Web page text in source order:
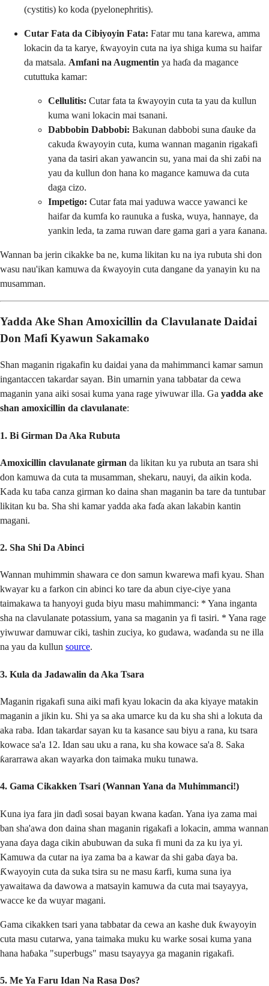
(cystitis) ko koda (pyelonephritis).
Cutar Fata da Cibiyoyin Fata: Fatar mu tana karewa, amma
lokacin da ta karye, ƙwayoyin cuta na iya shiga kuma su haifar
da matsala. Amfani na Augmentin ya haɗa da magance
cututtuka kamar:
Cellulitis: Cutar fata ta ƙwayoyin cuta ta yau da kullun
kuma wani lokacin mai tsanani.
Dabbobin Dabbobi: Bakunan dabbobi suna ɗauke da
cakuda ƙwayoyin cuta, kuma wannan maganin rigakafi
yana da tasiri akan yawancin su, yana mai da shi zaɓi na
yau da kullun don hana ko magance kamuwa da cuta
daga cizo.
Impetigo: Cutar fata mai yaduwa wacce yawanci ke
haifar da kumfa ko raunuka a fuska, wuya, hannaye, da
yankin leda, ta zama ruwan dare gama gari a yara ƙanana.
Wannan ba jerin cikakke ba ne, kuma likitan ku na iya rubuta shi don
wasu nau'ikan kamuwa da ƙwayoyin cuta dangane da yanayin ku na
musamman.
Yadda Ake Shan Amoxicillin da Clavulanate Daidai
Don Mafi Kyawun Sakamako
Shan maganin rigakafin ku daidai yana da mahimmanci kamar samun
ingantaccen takardar sayan. Bin umarnin yana tabbatar da cewa
maganin yana aiki sosai kuma yana rage yiwuwar illa. Ga yadda ake
shan amoxicillin da clavulanate:
1. Bi Girman Da Aka Rubuta
Amoxicillin clavulanate girman da likitan ku ya rubuta an tsara shi
don kamuwa da cuta ta musamman, shekaru, nauyi, da aikin koda.
Kada ku taɓa canza girman ko daina shan maganin ba tare da tuntubar
likitan ku ba. Sha shi kamar yadda aka faɗa akan lakabin kantin
magani.
2. Sha Shi Da Abinci
Wannan muhimmin shawara ce don samun kwarewa mafi kyau. Shan
kwayar ku a farkon cin abinci ko tare da abun ciye-ciye yana
taimakawa ta hanyoyi guda biyu masu mahimmanci: * Yana inganta
sha na clavulanate potassium, yana sa maganin ya fi tasiri. * Yana rage
yiwuwar damuwar ciki, tashin zuciya, ko gudawa, waɗanda su ne illa
na yau da kullun source.
3. Kula da Jadawalin da Aka Tsara
Maganin rigakafi suna aiki mafi kyau lokacin da aka kiyaye matakin
maganin a jikin ku. Shi ya sa aka umarce ku da ku sha shi a lokuta da
aka raba. Idan takardar sayan ku ta kasance sau biyu a rana, ku tsara
kowace sa'a 12. Idan sau uku a rana, ku sha kowace sa'a 8. Saka
ƙararrawa akan wayarka don taimaka muku tunawa.
4. Gama Cikakken Tsari (Wannan Yana da Muhimmanci!)
Kuna iya fara jin daɗi sosai bayan kwana kaɗan. Yana iya zama mai
ban sha'awa don daina shan maganin rigakafi a lokacin, amma wannan
yana ɗaya daga cikin abubuwan da suka fi muni da za ku iya yi.
Kamuwa da cutar na iya zama ba a kawar da shi gaba ɗaya ba.
Ƙwayoyin cuta da suka tsira su ne masu ƙarfi, kuma suna iya
yawaitawa da dawowa a matsayin kamuwa da cuta mai tsayayya,
wacce ke da wuyar magani.
Gama cikakken tsari yana tabbatar da cewa an kashe duk ƙwayoyin
cuta masu cutarwa, yana taimaka muku ku warke sosai kuma yana
hana haɓaka "superbugs" masu tsayayya ga maganin rigakafi.
5. Me Ya Faru Idan Na Rasa Dos?